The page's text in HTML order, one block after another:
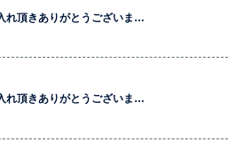
れ頂きありがとうございま…
れ頂きありがとうございま…